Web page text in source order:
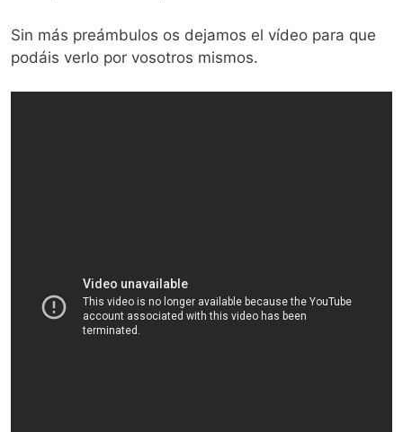
Sin más preámbulos os dejamos el vídeo para que
podáis verlo por vosotros mismos.